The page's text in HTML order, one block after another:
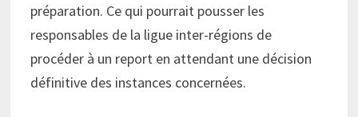
préparation. Ce qui pourrait pousser les
responsables de la ligue inter-régions de
procéder à un report en attendant une décision
définitive des instances concernées.